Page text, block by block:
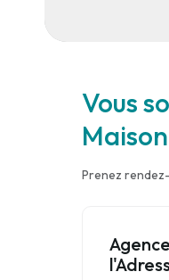
Vous
Maison
Prenez